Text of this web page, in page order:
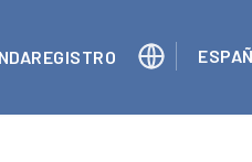
REGISTRO